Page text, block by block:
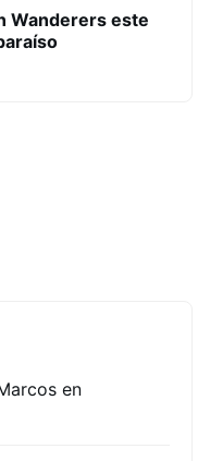
Wanderers este
en